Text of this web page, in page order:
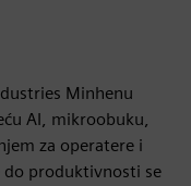
Minhenu
AI, mikroobuku,
za operatere i
do produktivnosti se